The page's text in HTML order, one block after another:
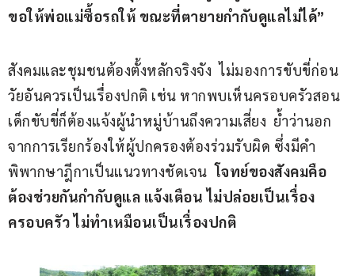
ขอให้พ่อแม่ซื้อรถให้ ขณะที่ตายายกำกับดูแลไม่ได้”
สังคมและชุมชนต้องตั้งหลักจริงจัง  ไม่มองการขับขี่ก่อน
วัยอันควรเป็นเรื่องปกติ เช่น หากพบเห็นครอบครัวสอน
เด็กขับขี่ก็ต้องแจ้งผู้นำหมู่บ้านถึงความเสี่ยง  ย้ำว่านอก
จากการเรียกร้องให้ผู้ปกครองต้องร่วมรับผิด ซึ่งมีคำ
พิพากษาฎีกาเป็นแนวทางชัดเจน โจทย์ของสังคมคือ
ต้องช่วยกันกำกับดูแล แจ้งเตือน ไม่ปล่อยเป็นเรื่อง
ครอบครัว ไม่ทำเหมือนเป็นเรื่องปกติ